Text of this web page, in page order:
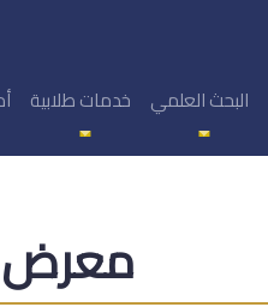
البحث العلمي خدمات طلابية
معرض